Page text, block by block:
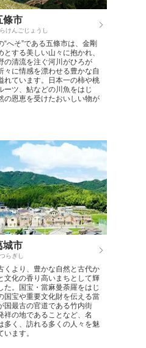
條市
けんごじょうし
“へそ”である五條市は、金剛
とする美しい山々に抱かれ、
の清流を注ぐ河川がひろが
々に情感を漂わせる豊かな自
れています。日本一の柿や桃
ーツ、鮎などの川魚をはじ
の恩恵を受けたおいしい物が
城市
らぎし
くより、豊かな自然と古代か
文化の香り高いまちとして輝
た。国宝・當麻曼荼羅をはじ
国宝や重要文化財を伝える當
国最古の官道である竹内街
祥の地であることなど、名
多く、訪れる多くの人々を魅
います。